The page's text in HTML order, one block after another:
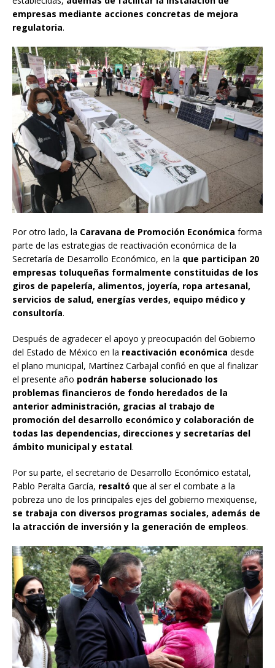
empresas mediante acciones concretas de mejora
regulatoria.
Por otro lado, la Caravana de Promoción Económica forma
parte de las estrategias de reactivación económica de la
Secretaría de Desarrollo Económico, en la que participan 20
empresas toluqueñas formalmente constituidas de los
giros de papelería, alimentos, joyería, ropa artesanal,
servicios de salud, energías verdes, equipo médico y
consultoría.
Después de agradecer el apoyo y preocupación del Gobierno
del Estado de México en la reactivación económica desde
el plano municipal, Martínez Carbajal confió en que al finalizar
el presente año podrán haberse solucionado los
problemas financieros de fondo heredados de la
anterior administración, gracias al trabajo de
promoción del desarrollo económico y colaboración de
todas las dependencias, direcciones y secretarías del
ámbito municipal y estatal.
Por su parte, el secretario de Desarrollo Económico estatal,
Pablo Peralta García, resaltó que al ser el combate a la
pobreza uno de los principales ejes del gobierno mexiquense,
se trabaja con diversos programas sociales, además de
la atracción de inversión y la generación de empleos.